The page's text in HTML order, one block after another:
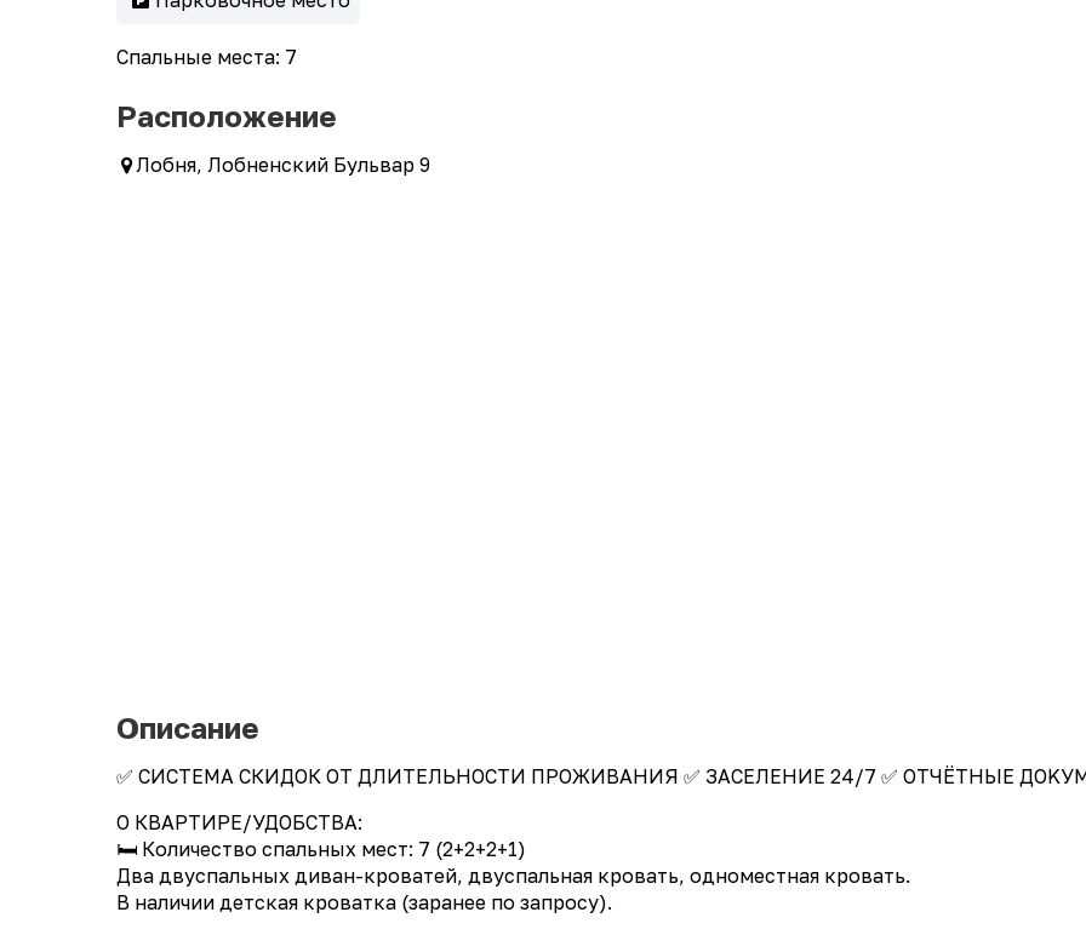
Спальные места: 7
Расположение
Лобня, Лобненский Бульвар 9
Описание
✅ CИСTЕMА СКИДОК ОТ ДЛИTЕЛЬHОСТИ ПPОЖИBАНИЯ ✅ ЗАCEЛEHИE 24/7 ✅ ОТЧЁТHЫE
О КВАРТИРЕ/УДОБСТВА:
🛏️ Количество спальных мест: 7 (2+2+2+1)
Два двуспальных диван-кроватей, двуспальная кровать, одноместная кровать.
В наличии детская кроватка (заранее по запросу).